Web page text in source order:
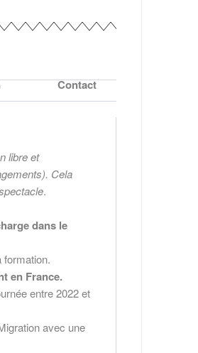
Contact
libre et
Cela
.
dans le
formation.
en France.
entre 2022 et
avec une